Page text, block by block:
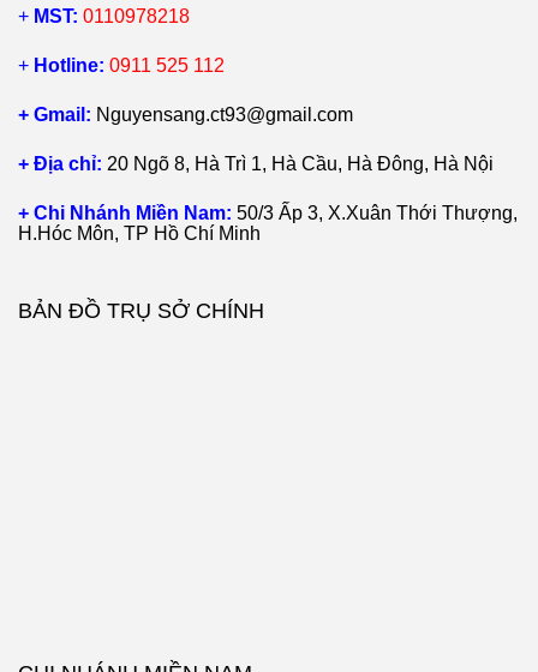
+ MST: 0110978218
+ Hotline: 0911 525 112
+ Gmail: Nguyensang.ct93@gmail.com
+ Địa chỉ: 20 Ngõ 8, Hà Trì 1, Hà Cầu, Hà Đông, Hà Nội
+ Chi Nhánh Miền Nam: 50/3 Ấp 3, X.Xuân Thới Thượng,
H.Hóc Môn, TP Hồ Chí Minh
BẢN ĐỒ TRỤ SỞ CHÍNH